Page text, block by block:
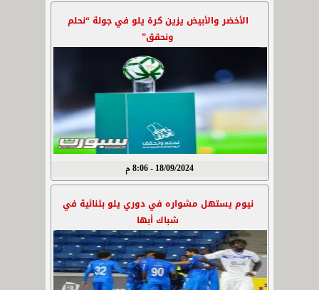
الأخضر والأبيض يزين كرة يلو في جولة “نحلم
ونحقق”
18/09/2024 - 8:06 م
نيوم يستهل مشواره في دوري يلو بثنائية في
شباك أبها